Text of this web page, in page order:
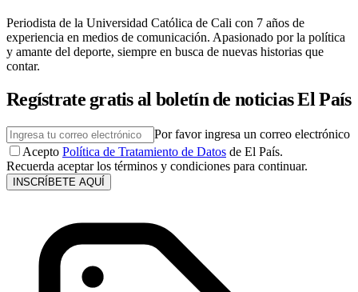
Periodista de la Universidad Católica de Cali con 7 años de
experiencia en medios de comunicación. Apasionado por la política
y amante del deporte, siempre en busca de nuevas historias que
contar.
Regístrate gratis al boletín de noticias El País
Por favor ingresa un correo electrónico
Acepto Política de Tratamiento de Datos de El País.
Recuerda aceptar los términos y condiciones para continuar.
INSCRÍBETE AQUÍ